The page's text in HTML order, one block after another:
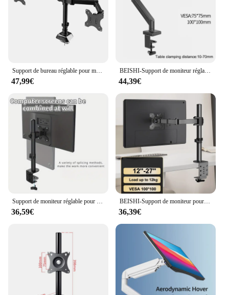
47,99€
BEISHI-Support de moniteur réglable, support de moniteur unique, support TV, charge d'écran d'ordinateur universelle, gaz 105, 2-9kg, 13-32 pouces
44,39€
36,59€
BEISHI-Support de moniteur pour la plupart des ordinateurs, élévateur de moniteur LED LCD, angle recommandé réglable, support de montage de bureau unique, 12 "-27"
36,39€